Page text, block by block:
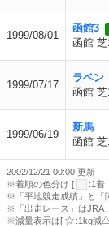
1999/08/01
函館3
函館
1999/07/17
ラベン
函館
1999/06/19
新馬
函館
2002/12/21 00:00 更新
※着順の色分け [
:1着
※「平地競走成績」と「
※「出走レース」はJRA
※減量表示は[
:1kg減